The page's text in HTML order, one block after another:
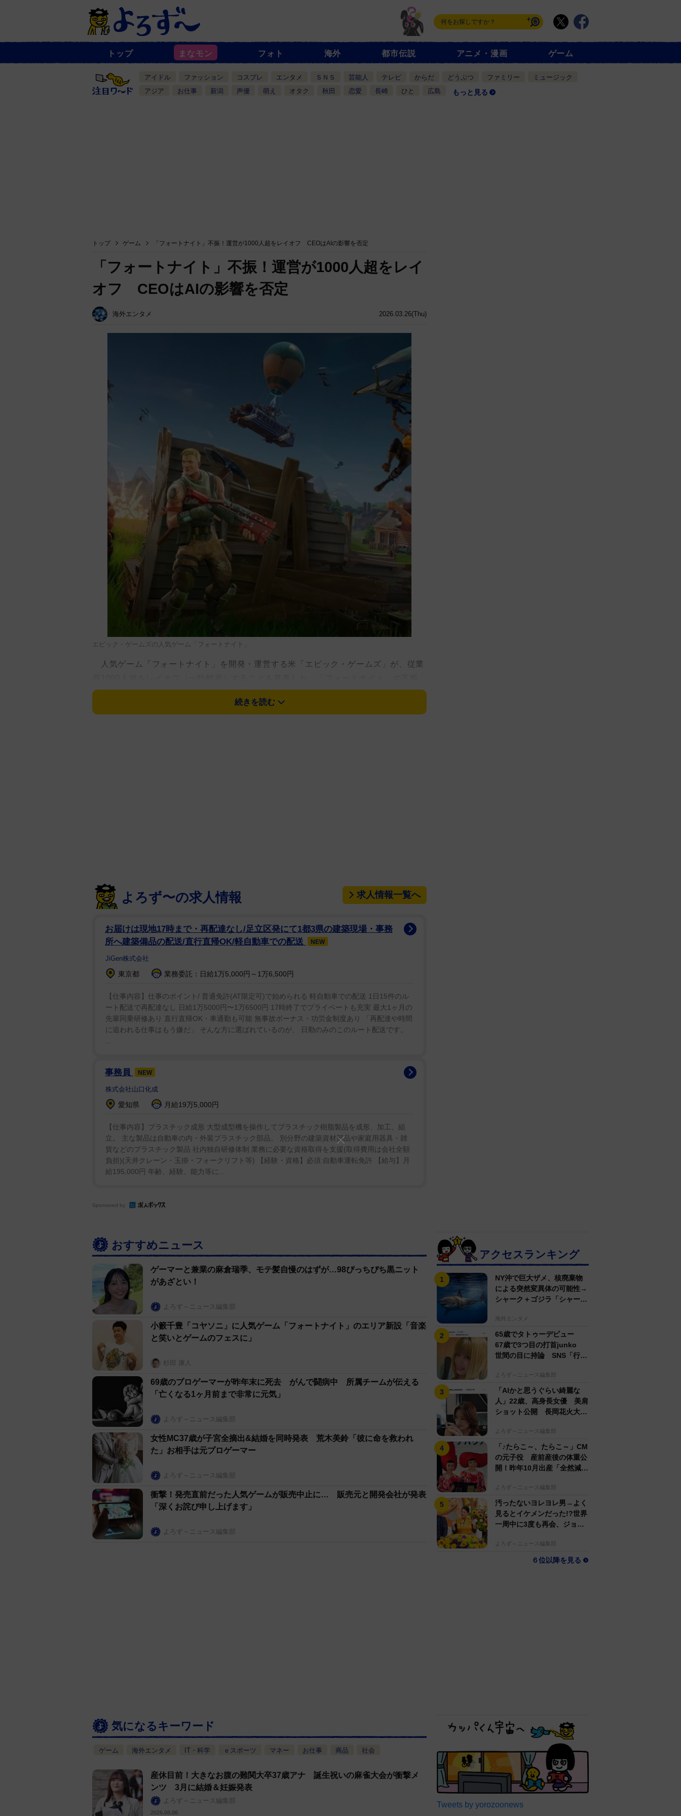
ュ
一
覧
トップ まなモン フォト 海外 都市伝説 アニメ・漫画 ゲーム
アイドル ファッション コスプレ エンタメ ＳＮＳ 芸能人 テレビ からだ どうぶつ ファミリー
ミュージック
アジア
お仕事 新潟 声優 萌え オタク 秋田 恋愛 長崎 ひと 広島 もっと見る
トップ ゲーム 「フォートナイト」不振！運営が1000人超をレイオフ CEOはAIの影響を否定
2026.03.26(Thu)
「フォートナイト」不振！運営が1000人超をレイ
オフ CEOはAIの影響を否定
海外エンタメ
エピック・ゲームズの人気ゲーム「フォートナイト」
人気ゲーム「フォートナイト」を開発・運営する米「エピック・ゲームズ」が、従業
を受け、収益を大幅に上回る支出が発生しているとティム・スウィーニーCEOは24日
に従業員向けの文書で理由を説明している。
続きを読む
よろず〜の求人情報 求人情報一覧へ
お届けは現地17時まで・再配達なし/足立区発にて1都3県の建築現場・事務
所へ建築備品の配送/直行直帰OK/軽自動車での配送
NEW
JiGen株式会社
東京都 業務委託：日給1万5,000円～1万6,500円
【仕事内容】仕事のポイント/ 普通免許(AT限定可)で始められる 軽自動車での配送 1日15件のル
ート配送で再配達なし 日給1万5000円〜1万6500円 17時終了でプライベートも充実 最大1ヶ月の
先輩同乗研修あり 直行直帰OK・車通勤も可能 無事故ボーナス・功労金制度あり 「再配達や時間
に追われる仕事はもう嫌だ」 そんな方に選ばれているのが、 日勤のみのこのルート配送です。
事務員 NEW
株式会社山口化成
愛知県 月給19万5,000円
【仕事内容】プラスチック成形 大型成型機を操作してプラスチック樹脂製品を成形、加工、組
立。 主な製品は自動車の内・外装プラスチック部品。 別分野の建築資材部品や家庭用器具・雑
貨などのプラスチック製品 社内独自研修体制 業務に必要な資格取得を支援(取得費用は会社全額
負担)(天井クレーン・玉掛・フォークリフト等) 【経験・資格】必須:自動車運転免許 【給与】月
給195,000円 年齢、経験、能力等に...
Sponsored by
おすすめニュース
ゲーマーと兼業の麻倉瑞季、モテ髪自慢のはずが…98ぴっちぴち黒ニット
があざとい！
よろず～ニュース編集部
小籔千豊「コヤソニ」に人気ゲーム「フォートナイト」のエリア新設「音楽
と笑いとゲームのフェスに」
杉田 康人
69歳のプロゲーマーが昨年末に死去 がんで闘病中 所属チームが伝える
「亡くなる1ヶ月前まで非常に元気」
よろず～ニュース編集部
女性MC37歳が子宮全摘出&結婚を同時発表 荒木美鈴「彼に命を救われ
た」お相手は元プロゲーマー
よろず～ニュース編集部
衝撃！発売直前だった人気ゲームが販売中止に… 販売元と開発会社が発表
「深くお詫び申し上げます」
よろず～ニュース編集部
気になるキーワード
ゲーム 海外エンタメ IT・科学 ｅスポーツ マネー お仕事 商品 社会
産休目前！大きなお腹の難関大卒37歳アナ 誕生祝いの麻雀大会が衝撃メ
ンツ 3月に結婚＆妊娠発表
よろず～ニュース編集部
2026.08.06
アクセスランキング
NY沖で巨大ザメ、核廃棄物
による突然変異体の可能性→
シャーク＋ゴジラ「シャーク
海外エンタメ
65歳でタトゥーデビュー
67歳で3つ目の打首junko
世間の目に持論 SNS「行動
よろず～ニュース編集部
「AIかと思うぐらい綺麗な
人」22歳、高身長女優 美肩
ショット公開 長岡花火大会
よろず～ニュース編集部
「♪たらこ～、たらこ～」CM
の元子役 産前産後の体重公
開！昨年10月出産「全然減ら
よろず～ニュース編集部
汚ったないヨレヨレ男→よく
見るとイケメンだった!?世界
一周中に3度も再会、ジョー
へ！【新婚さん】
よろず～ニュース編集部
６位以降を見る
Tweets by yorozoonews